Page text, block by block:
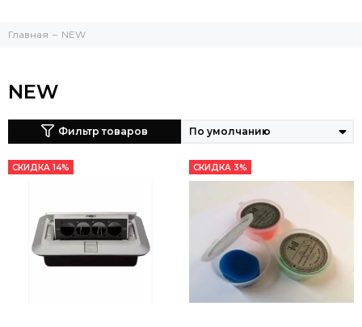
Главная NEW
NEW
Фильтр товаров
СКИДКА 14% СКИДКА 3%